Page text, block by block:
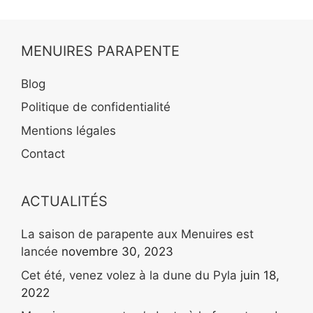
MENUIRES PARAPENTE
Blog
Politique de confidentialité
Mentions légales
Contact
ACTUALITÉS
La saison de parapente aux Menuires est
lancée novembre 30, 2023
Cet été, venez volez à la dune du Pyla juin 18,
2022